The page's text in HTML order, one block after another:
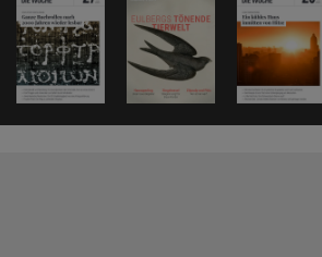
die wir produzieren. Mit anderen Worten:
viele Daten hinzu wie in der gesamten
2014 zusammen. Pro Minute senden wir
Google-Anfragen und Facebookposts. Sie
denken und fühlen. Bald sind die